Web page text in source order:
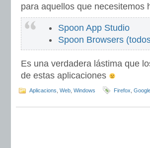
para aquellos que necesitemos
Spoon App Studio
Spoon Browsers
Es una verdadera lástima que
de estas aplicaciones
Aplicacions Web Windows Firefox